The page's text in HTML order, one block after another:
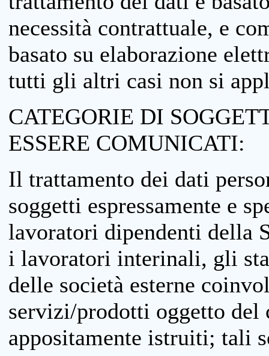
necessità contrattuale, e
basato su elaborazione
tutti gli altri casi non si
CATEGORIE DI
ESSERE COMUNICATI:
Il trattamento dei dati
soggetti espressamente e
lavoratori dipendenti della
i lavoratori interinali, gli
delle società esterne
servizi/prodotti oggetto
appositamente istruiti; tali